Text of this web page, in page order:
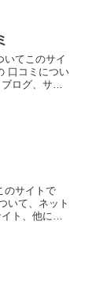
いてこのサイ
口コミについ
ログ、サイ
のサイトで
いて、ネット
ト、他にも